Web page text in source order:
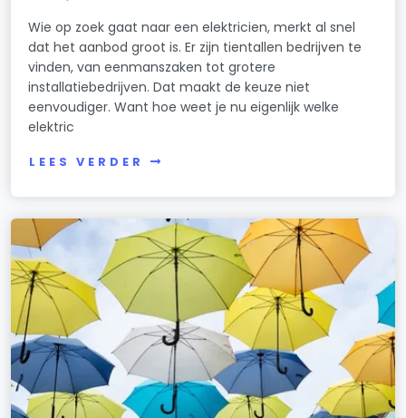
Wie op zoek gaat naar een elektricien, merkt al snel
dat het aanbod groot is. Er zijn tientallen bedrijven te
vinden, van eenmanszaken tot grotere
installatiebedrijven. Dat maakt de keuze niet
eenvoudiger. Want hoe weet je nu eigenlijk welke
elektric
LEES VERDER